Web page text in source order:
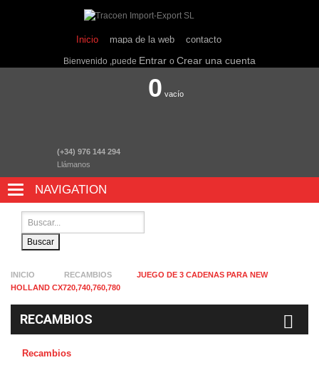
Inicio mapa de la web contacto
Bienvenido ,puede Entrar o Crear una cuenta
0 vacío
(+34) 976 144 294
Llámanos
NAVIGATION
NAVIGATION
Buscar
INICIO RECAMBIOS
JUEGO DE 3 CADENAS PARA NEW
HOLLAND CX720,740,760,780
RECAMBIOS
Recambios